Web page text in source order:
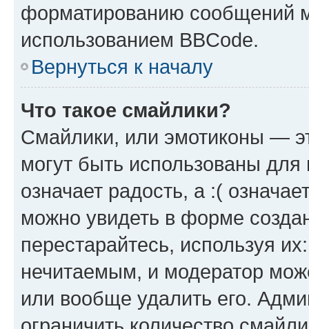
форматированию сообщений
использованием BBCode.
Вернуться к началу
Что такое смайлики?
Смайлики, или эмотиконы —
могут быть использованы
означает радость, а :(
можно увидеть в форме
перестарайтесь, используя
нечитаемым, и модератор
или вообще удалить его.